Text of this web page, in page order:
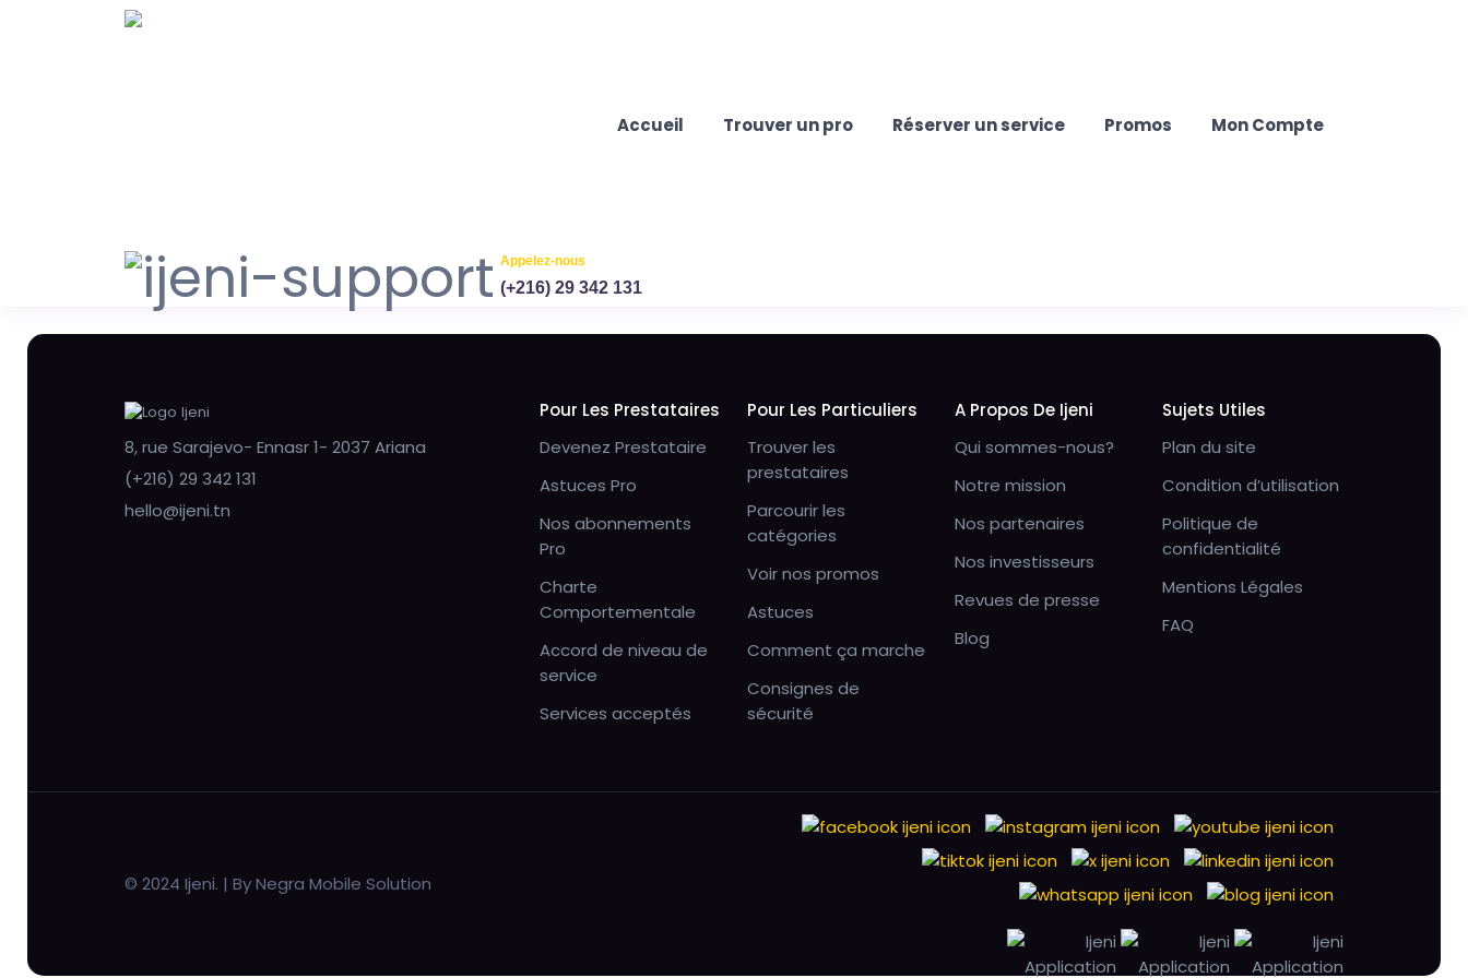
Accueil Trouver un pro Réserver un service Promos Mon Compte
Appelez-nous
(+216) 29 342 131
8, rue Sarajevo- Ennasr 1- 2037 Ariana
(+216) 29 342 131
hello@ijeni.tn
Pour Les Prestataires
Devenez Prestataire
Astuces Pro
Nos abonnements
Pro
Charte
Comportementale
Accord de niveau de
service
Services acceptés
Pour Les Particuliers
Trouver les
prestataires
Parcourir les
catégories
Voir nos promos
Astuces
Comment ça marche
Consignes de
sécurité
A Propos De Ijeni
Qui sommes-nous?
Notre mission
Nos partenaires
Nos investisseurs
Revues de presse
Blog
Sujets Utiles
Plan du site
Condition d’utilisation
Politique de
confidentialité
Mentions Légales
FAQ
© 2024 Ijeni. | By Negra Mobile Solution